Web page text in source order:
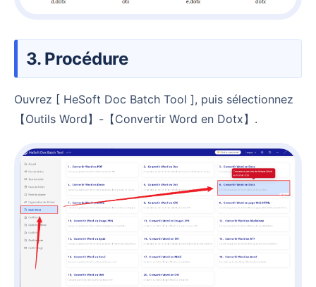
3. Procédure
Ouvrez [ HeSoft Doc Batch Tool ], puis sélectionnez
【Outils Word】-【Convertir Word en Dotx】.